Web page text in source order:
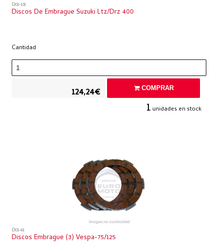
D01-131
Discos De Embrague Suzuki Ltz/drz 400
Cantidad
124,24€ COMPRAR
1 unidades en stock
D01-61
Discos Embrague (3) Vespa-75/125